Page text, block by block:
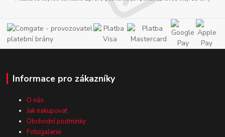
Informace pro zákazníky
O nás
Jak nakupovat
Obchodní podmínky
Fotogalerie